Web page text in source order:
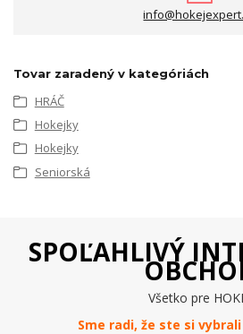
Tovar zaradený v kategóriách
HRÁČ
Hokejky
Hokejky
Seniorská
SPOĽAHLIVÝ
Všetko pre
Sme radi, že ste si